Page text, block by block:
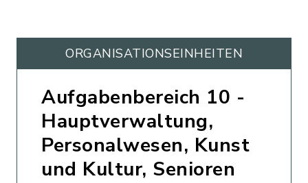
ORGANISATIONS­EINHEITEN
Aufgabenbereich 10 -
Hauptverwaltung,
Personalwesen, Kunst
und Kultur, Senioren